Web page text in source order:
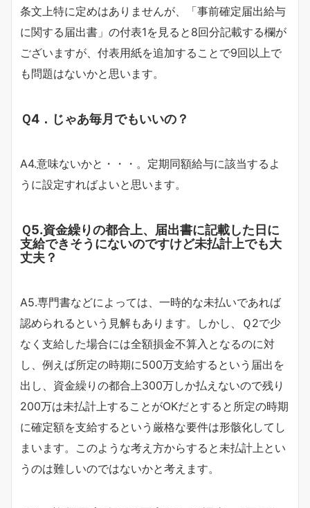
条文上特に定めはありませんが、「事前確定届出給与
に関する届出書」の付表1を見ると8回分記載する欄が
ございますが、付表用紙を追加することで9回以上で
も問題はないかと思います。
Ｑ4．じゃあ毎月でもいいの？
A4.意味ないかと・・・。定期同額給与に該当するよ
うに設定すればよいと思います。
Ｑ5.資金繰りの都合上、届出書に記載した日に
支給できそうにないのですけど未払計上でも大
丈夫？
A5.専門書などによっては、一時的な未払いであれば
認められるという見解もあります。しかし、Ｑ2で少
なく支給した場合には全額損金不算入となるのに対
し、例えば所定の時期に500万支給するという届出を
出し、資金繰りの都合上300万しか払えないので残り
200万は未払計上することがOKだとすると所定の時期
に確定額を支給するという厳格な要件は形骸化してし
まいます。このような考え方からすると未払計上とい
うのは難しいのではないかと考えます。